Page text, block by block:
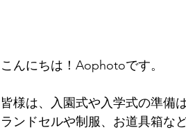
こんにちは！Aophotoです。
皆様は、入園式や入学式の準備
ランドセルや制服、お道具箱な